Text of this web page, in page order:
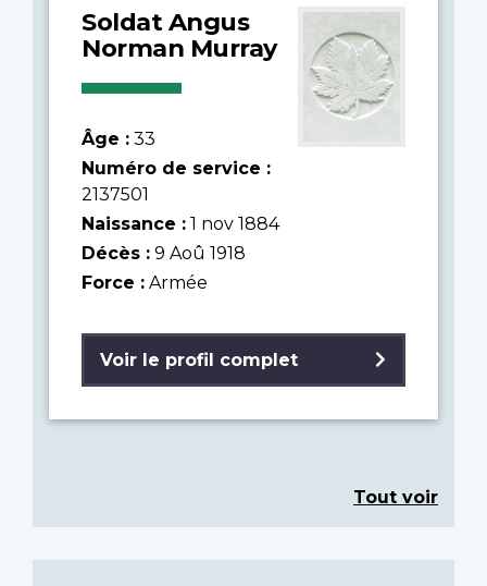
Soldat Angus
Norman Murray
Âge : 33
Numéro de service :
2137501
Naissance : 1 nov 1884
Décès : 9 Aoû 1918
Force : Armée
Voir le profil complet
Tout voir